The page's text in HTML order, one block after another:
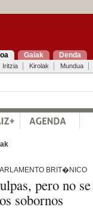
Gaiak Denda
Iritzia Kirolak Mundua
BRIT�NICO
pero no
sobornos